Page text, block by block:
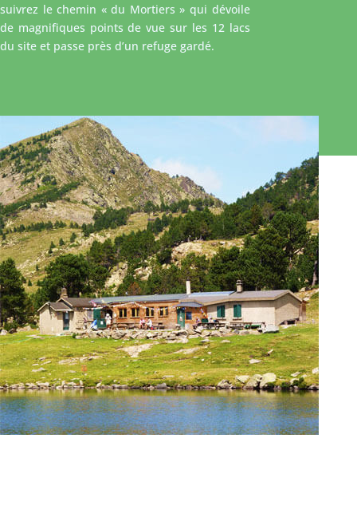
suivrez le chemin « du Mortiers » qui dévoile
de magnifiques points de vue sur les 12 lacs
du site et passe près d’un refuge gardé.